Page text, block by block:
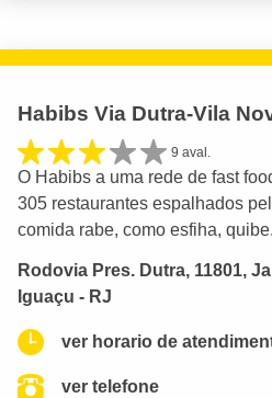
Habibs Via Dutra-Vila
9 aval.
O Habibs a uma rede de fast
305 restaurantes espalhados
comida rabe, como esfiha,
Rodovia Pres. Dutra, 11801,
Iguaçu - RJ
ver horario de
ver telefone